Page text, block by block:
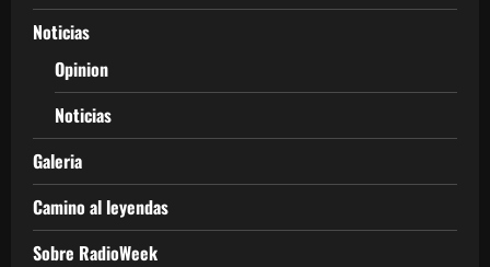
Noticias
Opinion
Noticias
Galeria
Camino al leyendas
Sobre RadioWeek